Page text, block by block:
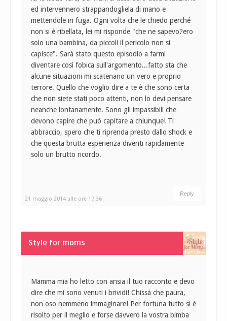
21 maggio 2014 alle ore 17:36
ed intervennero strappandogliela di mano e
mettendole in fuga. Ogni volta che le chiedo perché
non si è ribellata, lei mi risponde "che ne sapevo?ero
solo una bambina, da piccoli il pericolo non si
capisce". Sarà stato questo episodio a farmi
diventare così fobica sull'argomento...fatto sta che
alcune situazioni mi scatenano un vero e proprio
terrore. Quello che voglio dire a te è che sono certa
che non siete stati poco attenti, non lo devi pensare
neanche lontanamente. Sono gli impassibili che
devono capire che può capitare a chiunque! Ti
abbraccio, spero che ti riprenda presto dallo shock e
che questa brutta esperienza diventi rapidamente
solo un brutto ricordo.
Reply
Style for moms
Mamma mia ho letto con ansia il tuo racconto e devo
dire che mi sono venuti i brividi! Chissà che paura,
non oso nemmeno immaginare! Per fortuna tutto si è
risolto per il meglio e forse davvero la vostra bimba